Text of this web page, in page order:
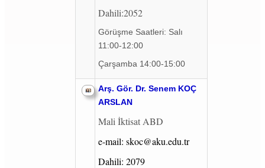
Dahili:2052
Görüşme Saatleri: Salı
11:00-12:00
Çarşamba 14:00-15:00
Arş. Gör. Dr. Senem KOÇ
ARSLAN
Mali İktisat ABD
e-mail: skoc@aku.edu.tr
Dahili: 2079